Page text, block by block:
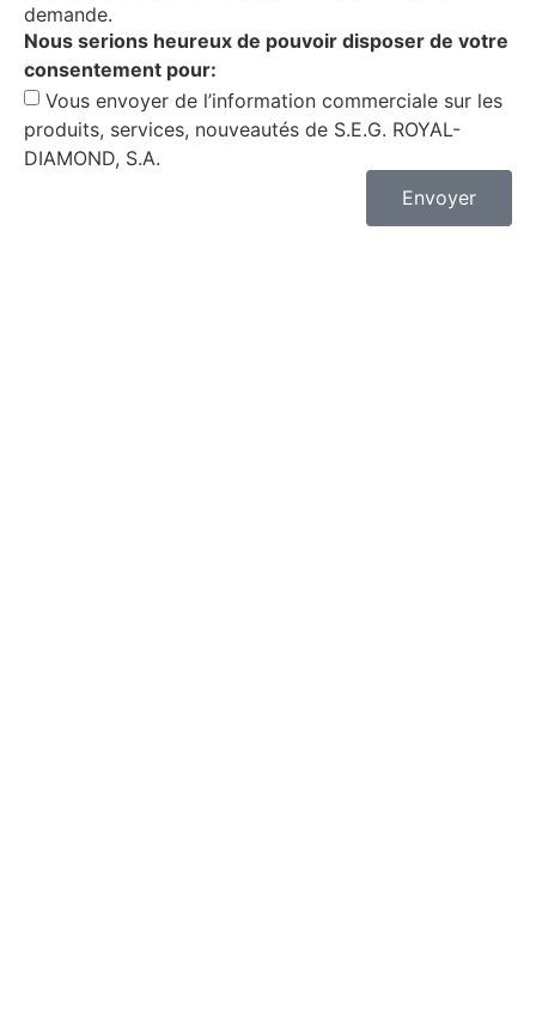
demande.
Nous serions heureux de pouvoir disposer de votre
consentement pour:
Vous envoyer de l’information commerciale sur les
produits, services, nouveautés de S.E.G. ROYAL-
DIAMOND, S.A.
Envoyer